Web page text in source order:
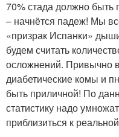
70% стада должно
– начнётся падеж! Мы
«призрак Испанки»
будем считать
осложнений. Привычно
диабетические комы и
быть приличной! По
статистику надо
приблизиться к